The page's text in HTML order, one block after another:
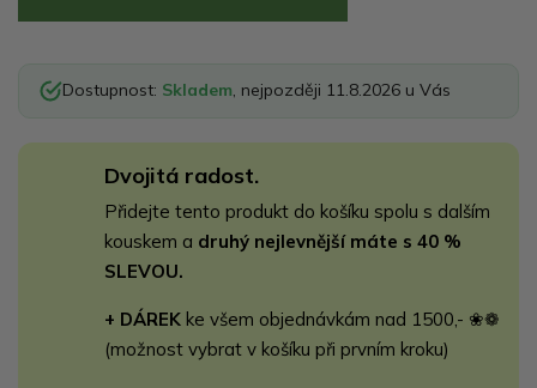
Dostupnost: Skladem, nejpozději 11.8.2026 u Vás
Dvojitá radost.
Přidejte tento produkt do košíku spolu s dalším
kouskem a druhý nejlevnější máte s 40 %
SLEVOU.
+ DÁREK ke všem objednávkám nad 1500,- ❀❁
(možnost vybrat v košíku při prvním kroku)